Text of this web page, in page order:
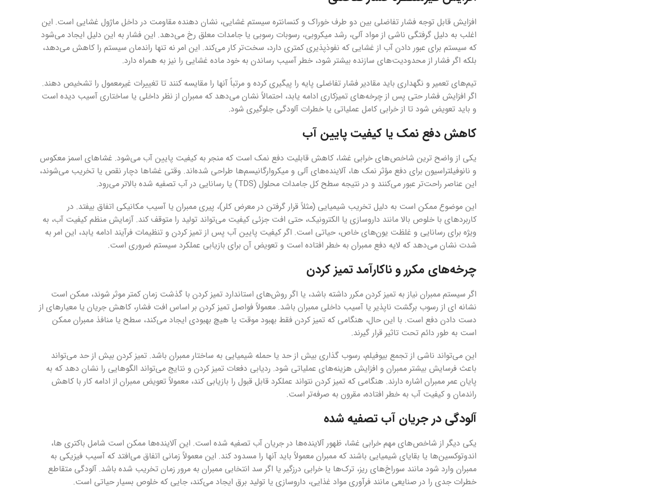
افزایش قابل توجه فشار تفاضلی بین دو طرف خوراک و کنسانتره سیستم غشایی، نشان دهنده مقاومت در داخل ماژول غشایی است. این
اغلب به دلیل گرفتگی ناشی از مواد آلی، رشد میکروبی، رسوبات رسوبی یا جامدات معلق رخ می‌دهد. این فشار به این دلیل ایجاد می‌شود
که سیستم برای عبور دادن آب از غشایی که نفوذپذیری کمتری دارد، سخت‌تر کار می‌کند. این امر نه تنها راندمان سیستم را کاهش می‌دهد،
بلکه اگر فشار از محدودیت‌های سازنده بیشتر شود، خطر آسیب رساندن به خود ماده غشایی را نیز به همراه دارد.
تیم‌های تعمیر و نگهداری باید مقادیر فشار تفاضلی پایه را پیگیری کرده و مرتباً آنها را مقایسه کنند تا تغییرات غیرمعمول را تشخیص دهند.
اگر افزایش فشار حتی پس از چرخه‌های تمیزکاری ادامه یابد، احتمالاً نشان می‌دهد که ممبران از نظر داخلی یا ساختاری آسیب دیده است
و باید تعویض شود تا از خرابی کامل عملیاتی یا خطرات آلودگی جلوگیری شود.
کاهش دفع نمک یا کیفیت پایین آب
یکی از واضح ترین شاخص‌های خرابی غشا، کاهش قابلیت دفع نمک است که منجر به کیفیت پایین آب می‌شود. غشاهای اسمز معکوس
و نانوفیلتراسیون برای دفع مؤثر نمک ها، آلاینده‌های آلی و میکروارگانیسم‌ها طراحی شده‌اند. وقتی غشاها دچار نقص یا تخریب می‌شوند،
این عناصر راحت‌تر عبور می‌کنند و در نتیجه سطح کل جامدات محلول (TDS) یا رسانایی در آب تصفیه شده بالاتر می‌رود.
این موضوع ممکن است به دلیل تخریب شیمیایی (مثلاً قرار گرفتن در معرض کلر)، پیری ممبران یا آسیب مکانیکی اتفاق بیفتد. در
کاربردهای با خلوص بالا مانند داروسازی یا الکترونیک، حتی افت جزئی کیفیت می‌تواند تولید را متوقف کند. آزمایش منظم کیفیت آب، به
ویژه برای رسانایی و غلظت یون‌های خاص، حیاتی است. اگر کیفیت پایین آب پس از تمیز کردن و تنظیمات فرآیند ادامه یابد، این امر به
شدت نشان می‌دهد که لایه دفع ممبران به خطر افتاده است و تعویض آن برای بازیابی عملکرد سیستم ضروری است.
چرخه‌های مکرر و ناکارآمد تمیز کردن
اگر سیستم ممبران نیاز به تمیز کردن مکرر داشته باشد، یا اگر روش‌های استاندارد تمیز کردن با گذشت زمان کمتر موثر شوند، ممکن است
نشانه ای از رسوب برگشت ناپذیر یا آسیب داخلی ممبران باشد. معمولاً فواصل تمیز کردن بر اساس افت فشار، کاهش جریان یا معیارهای از
دست دادن دفع است. با این حال، هنگامی که تمیز کردن فقط بهبود موقت یا هیچ بهبودی ایجاد می‌کند، سطح یا منافذ ممبران ممکن
است به طور دائم تحت تاثیر قرار گیرند.
این می‌تواند ناشی از تجمع بیوفیلم، رسوب گذاری بیش از حد یا حمله شیمیایی به ساختار ممبران باشد. تمیز کردن بیش از حد می‌تواند
باعث فرسایش بیشتر ممبران و افزایش هزینه‌های عملیاتی شود. ردیابی دفعات تمیز کردن و نتایج می‌تواند الگوهایی را نشان دهد که به
پایان عمر ممبران اشاره دارند. هنگامی که تمیز کردن نتواند عملکرد قابل قبول را بازیابی کند، معمولاً تعویض ممبران از ادامه کار با کاهش
راندمان و کیفیت آب به خطر افتاده، مقرون به صرفه‌تر است.
آلودگی در جریان آب تصفیه شده
یکی دیگر از شاخص‌های مهم خرابی غشا، ظهور آلاینده‌ها در جریان آب تصفیه شده است. این آلاینده‌ها ممکن است شامل باکتری ها،
اندوتوکسین‌ها یا بقایای شیمیایی باشند که ممبران معمولاً باید آنها را مسدود کند. این معمولاً زمانی اتفاق می‌افتد که آسیب فیزیکی به
ممبران وارد شود مانند سوراخ‌های ریز، ترک‌ها یا خرابی درزگیر یا اگر سد انتخابی ممبران به مرور زمان تخریب شده باشد. آلودگی متقاطع
خطرات جدی را در صنایعی مانند فرآوری مواد غذایی، داروسازی یا تولید برق ایجاد می‌کند، جایی که خلوص بسیار حیاتی است.